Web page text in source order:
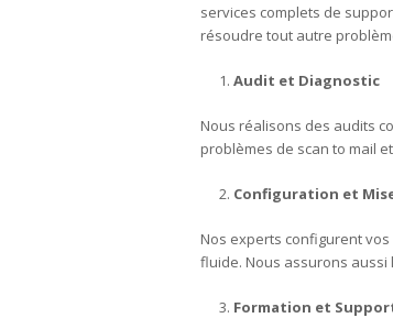
services complets de
résoudre tout autre
Audit et Diagnostic
Nous réalisons des audits
problèmes de scan to mail
Configuration et
Nos experts configurent
fluide. Nous assurons
Formation et